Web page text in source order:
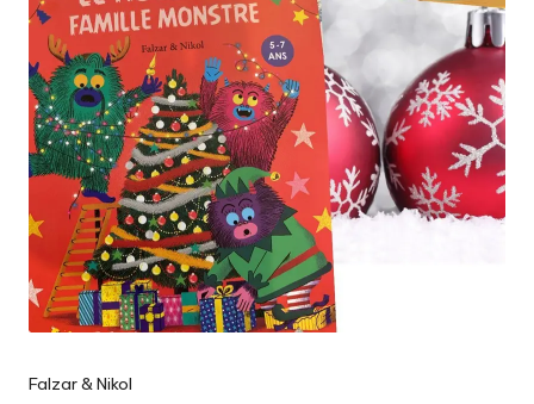
Falzar & Nikol